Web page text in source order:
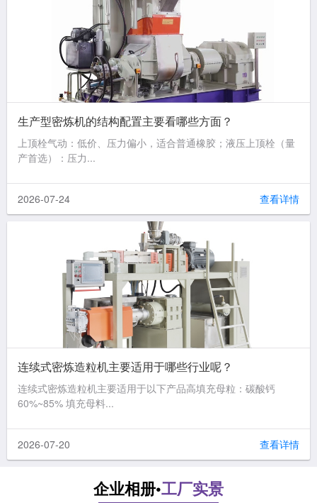
生产型密炼机的结构配置主要看哪些方面？
上顶栓气动：低价、压力偏小，适合普通橡胶；液压上顶栓（量
产首选）：压力...
2026-07-24 查看详情
连续式密炼造粒机主要适用于哪些行业呢？
连续式密炼造粒机主要适用于以下产品高填充母粒：碳酸钙
60%~85% 填充母料...
2026-07-20 查看详情
企业相册•工厂实景